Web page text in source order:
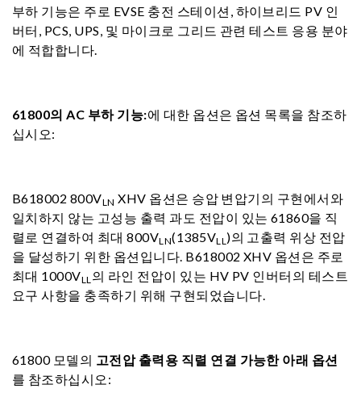
부하 기능은 주로 EVSE 충전 스테이션, 하이브리드 PV 인
버터, PCS, UPS, 및 마이크로 그리드 관련 테스트 응용 분야
에 적합합니다.
61800의 AC 부하 기능:에 대한 옵션은 옵션 목록을 참조하
십시오:
B618002 800VLN XHV 옵션은 승압 변압기의 구현에서와
일치하지 않는 고성능 출력 과도 전압이 있는 61860을 직
렬로 연결하여 최대 800VLN(1385VLL )의 고출력 위상 전압
을 달성하기 위한 옵션입니다. B618002 XHV 옵션은 주로
최대 1000VLL 의 라인 전압이 있는 HV PV 인버터의 테스트
요구 사항을 충족하기 위해 구현되었습니다.
61800 모델의 고전압 출력용 직렬 연결 가능한 아래 옵션
를 참조하십시오: